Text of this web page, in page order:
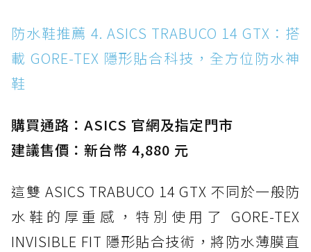
防水鞋推薦 4. ASICS TRABUCO 14 GTX：搭
載 GORE-TEX 隱形貼合科技，全方位防水神
鞋
購買通路：ASICS 官網及指定門市
建議售價：新台幣 4,880 元
這雙 ASICS TRABUCO 14 GTX 不同於一般防
水鞋的厚重感，特別使用了 GORE-TEX
INVISIBLE FIT 隱形貼合技術，將防水薄膜直